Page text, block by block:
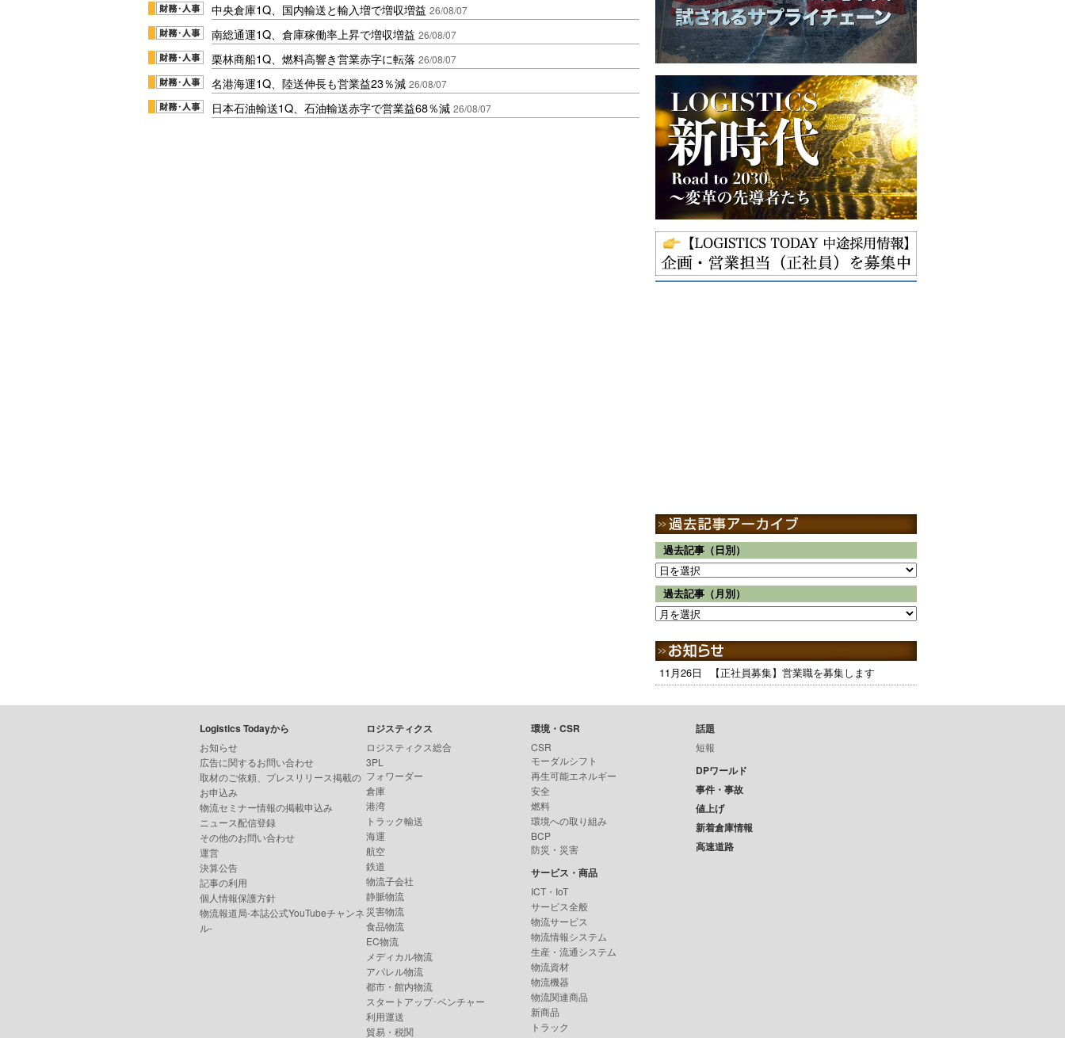
中央倉庫1Q、国内輸送と輸入増で増収増益 26/08/07
南総通運1Q、倉庫稼働率上昇で増収増益 26/08/07
栗林商船1Q、燃料高響き営業赤字に転落 26/08/07
名港海運1Q、陸送伸長も営業益23％減 26/08/07
日本石油輸送1Q、石油輸送赤字で営業益68％減 26/08/07
過去記事（日別）
過去記事（月別）
11月26日 【正社員募集】営業職を募集します
Logistics Todayから
お知らせ
広告に関するお問い合わせ
取材のご依頼、プレスリリース掲載の
お申込み
物流セミナー情報の掲載申込み
ニュース配信登録
その他のお問い合わせ
運営
決算公告
記事の利用
個人情報保護方針
物流報道局-本誌公式YouTubeチャンネ
ル-
ロジスティクス
ロジスティクス総合
3PL
フォワーダー
倉庫
港湾
トラック輸送
海運
航空
鉄道
物流子会社
静脈物流
災害物流
食品物流
EC物流
メディカル物流
アパレル物流
都市・館内物流
スタートアップ･ベンチャー
利用運送
貿易・税関
環境・CSR
CSR
モーダルシフト
再生可能エネルギー
安全
燃料
環境への取り組み
BCP
防災・災害
サービス・商品
ICT・IoT
サービス全般
物流サービス
物流情報システム
生産・流通システム
物流資材
物流機器
物流関連商品
新商品
トラック
話題
短報
DPワールド
事件・事故
値上げ
新着倉庫情報
高速道路